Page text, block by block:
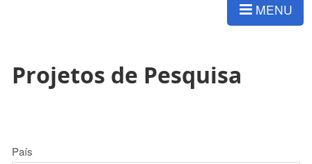
MENU
Projetos de Pesquisa
País